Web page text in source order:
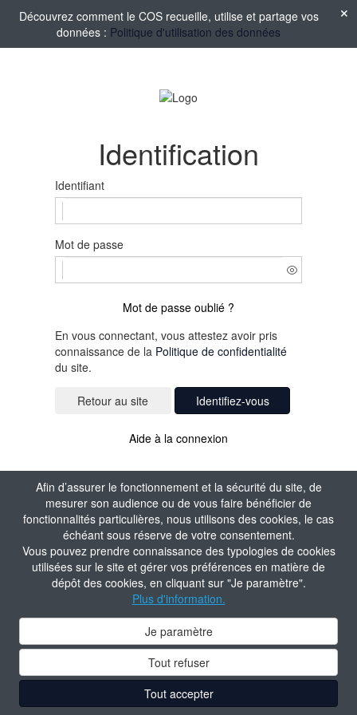
Afin d’assurer le fonctionnement et la sécurité du site, de
mesurer son audience ou de vous faire bénéficier de
fonctionnalités particulières, nous utilisons des cookies, le cas
échéant sous réserve de votre consentement.
Vous pouvez prendre connaissance des typologies de cookies
utilisées sur le site et gérer vos préférences en matière de
dépôt des cookies, en cliquant sur "Je paramètre".
Plus d'information.
Je paramètre
Tout refuser
Tout accepter
Découvrez comment le COS recueille, utilise et partage vos
données : Politique d'utilisation des données
Identification
Identifiant
Mot de passe
Mot de passe oublié ?
En vous connectant, vous attestez avoir pris
connaissance de la Politique de confidentialité
du site.
Identifiez-vous
Aide à la connexion